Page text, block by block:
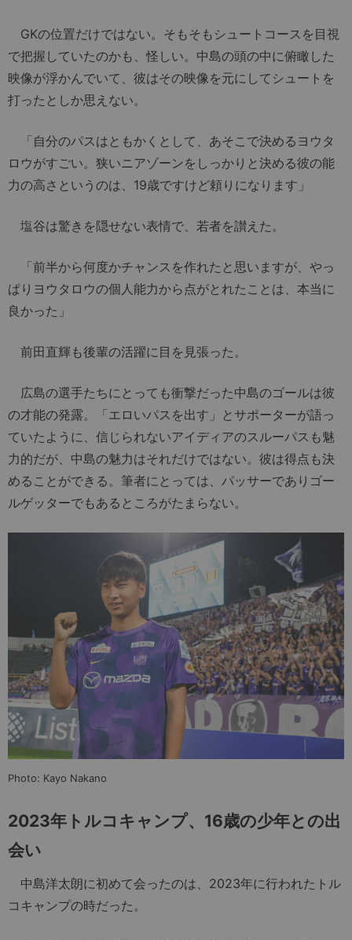
GKの位置だけではない。そもそもシュートコースを目視
で把握していたのかも、怪しい。中島の頭の中に俯瞰した
映像が浮かんでいて、彼はその映像を元にしてシュートを
打ったとしか思えない。
「自分のパスはともかくとして、あそこで決めるヨウタ
ロウがすごい。狭いニアゾーンをしっかりと決める彼の能
力の高さというのは、19歳ですけど頼りになります」
塩谷は驚きを隠せない表情で、若者を讃えた。
「前半から何度かチャンスを作れたと思いますが、やっ
ぱりヨウタロウの個人能力から点がとれたことは、本当に
良かった」
前田直輝も後輩の活躍に目を見張った。
広島の選手たちにとっても衝撃だった中島のゴールは彼
の才能の発露。「エロいパスを出す」とサポーターが語っ
ていたように、信じられないアイディアのスルーパスも魅
力的だが、中島の魅力はそれだけではない。彼は得点も決
めることができる。筆者にとっては、パッサーでありゴー
ルゲッターでもあるところがたまらない。
Photo: Kayo Nakano
2023年トルコキャンプ、16歳の少年との出
会い
中島洋太朗に初めて会ったのは、2023年に行われたトル
コキャンプの時だった。